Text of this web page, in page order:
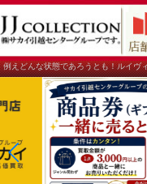
例えどんな状態であろうとも！ルイヴ